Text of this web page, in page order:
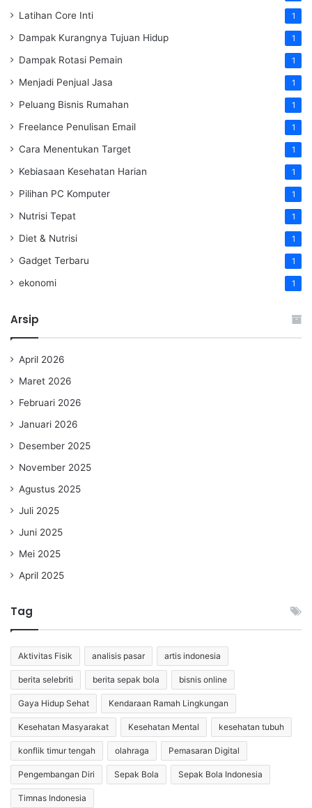
Latihan Core Inti 1
Dampak Kurangnya Tujuan Hidup 1
Dampak Rotasi Pemain 1
Menjadi Penjual Jasa 1
Peluang Bisnis Rumahan 1
Freelance Penulisan Email 1
Cara Menentukan Target 1
Kebiasaan Kesehatan Harian 1
Pilihan PC Komputer 1
Nutrisi Tepat 1
Diet & Nutrisi 1
Gadget Terbaru 1
ekonomi 1
Arsip
April 2026
Maret 2026
Februari 2026
Januari 2026
Desember 2025
November 2025
Agustus 2025
Juli 2025
Juni 2025
Mei 2025
April 2025
Tag
Aktivitas Fisik analisis pasar artis indonesia
berita selebriti berita sepak bola bisnis online
Gaya Hidup Sehat Kendaraan Ramah Lingkungan
Kesehatan Masyarakat Kesehatan Mental kesehatan tubuh
konflik timur tengah olahraga Pemasaran Digital
Pengembangan Diri Sepak Bola Sepak Bola Indonesia
Timnas Indonesia